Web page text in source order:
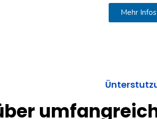
Mehr Infos